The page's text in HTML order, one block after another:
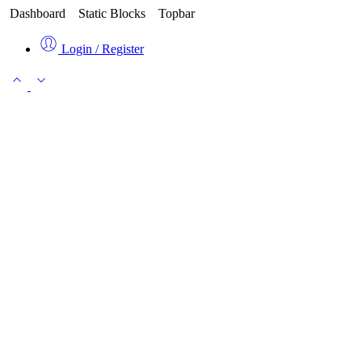
Dashboard Static Blocks Topbar
Login / Register